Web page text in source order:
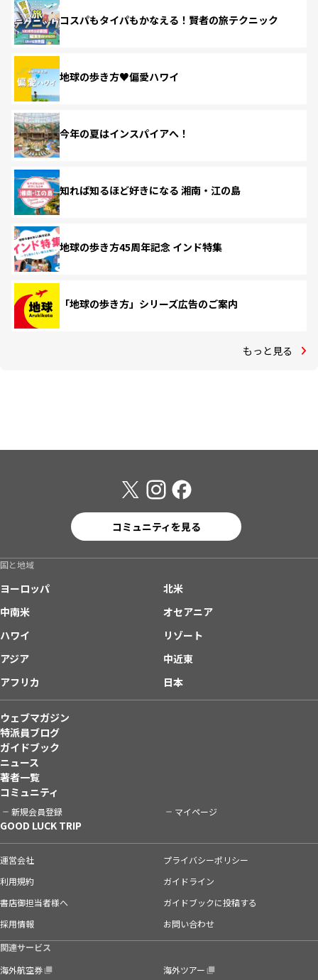
コスパもタイパもかなえる！賢者の旅テクニック
地球の歩き方♥偏愛ハワイ
今年の夏はインスパイアへ！
知れば知るほど好きになる 湘南・江の島
地球の歩き方45周年記念 インド特集
「地球の歩き方」シリーズ広告のご案内
もっと見る
コミュニティを見る
国と地域
ヨーロッパ
北米
中南米
オセアニア
ハワイ
リゾート
アジア
中近東
アフリカ
日本
ウェブマガジン
特派員ブログ
ガイドブック
ニュース
著者一覧
コミュニティ
新規会員登録 マイページ
GOOD LUCK TRIP
運営会社
プライバシーポリシー
利用規約
ガイドライン
書店御担当者様へ
ガイドブックに投稿する
採用情報
お問い合わせ
関連サービス
海外航空券
海外ツアー